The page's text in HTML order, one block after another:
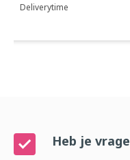
Deliverytime
Heb je